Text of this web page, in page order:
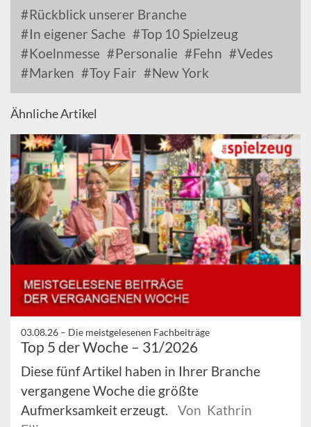
Rückblick unserer Branche
In eigener Sache
Top 10 Spielzeug
Koelnmesse
Personalie Fehn
Vedes
Marken
Toy Fair New York
Ähnliche Artikel
03.08.26 – Die meistgelesenen Fachbeiträge
Top 5 der Woche – 31/2026
Diese fünf Artikel haben in Ihrer Branche
vergangene Woche die größte
Aufmerksamkeit erzeugt.
Von Kathrin